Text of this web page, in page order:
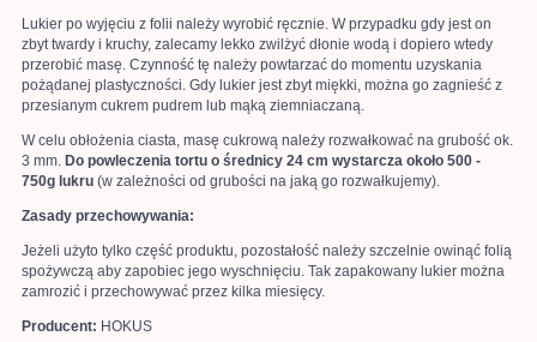
Lukier po wyjęciu z folii należy wyrobić ręcznie. W przypadku gdy jest on
zbyt twardy i kruchy, zalecamy lekko zwilżyć dłonie wodą i dopiero wtedy
przerobić masę. Czynność tę należy powtarzać do momentu uzyskania
pożądanej plastyczności. Gdy lukier jest zbyt miękki, można go zagnieść z
przesianym cukrem pudrem lub mąką ziemniaczaną.
W celu obłożenia ciasta, masę cukrową należy rozwałkować na grubość ok.
3 mm. Do powleczenia tortu o średnicy 24 cm wystarcza około 500 -
750g lukru (w zależności od grubości na jaką go rozwałkujemy).
Zasady przechowywania:
Jeżeli użyto tylko część produktu, pozostałość należy szczelnie owinąć folią
spożywczą aby zapobiec jego wyschnięciu. Tak zapakowany lukier można
zamrozić i przechowywać przez kilka miesięcy.
Producent: HOKUS